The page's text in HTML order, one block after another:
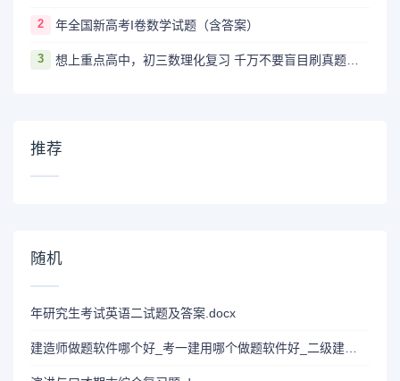
2 年全国新高考I卷数学试题（含答案）
3 想上重点高中，初三数理化复习 千万不要盲目刷真题卷和模拟卷！
推荐
随机
年研究生考试英语二试题及答案.docx